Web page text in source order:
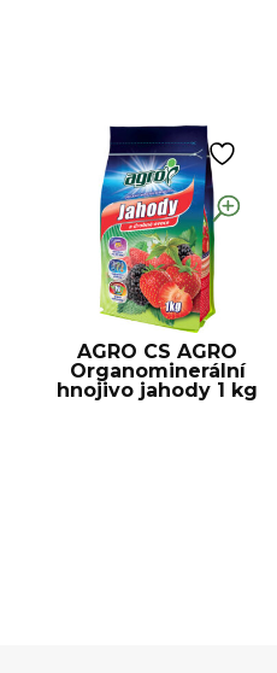
AGRO CS AGRO
Organominerální
hnojivo jahody 1 kg